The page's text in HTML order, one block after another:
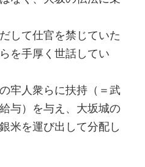
して仕官を禁じていた
を手厚く世話してい
牢人衆らに扶持（＝武
与）を与え、大坂城の
米を運び出して分配し